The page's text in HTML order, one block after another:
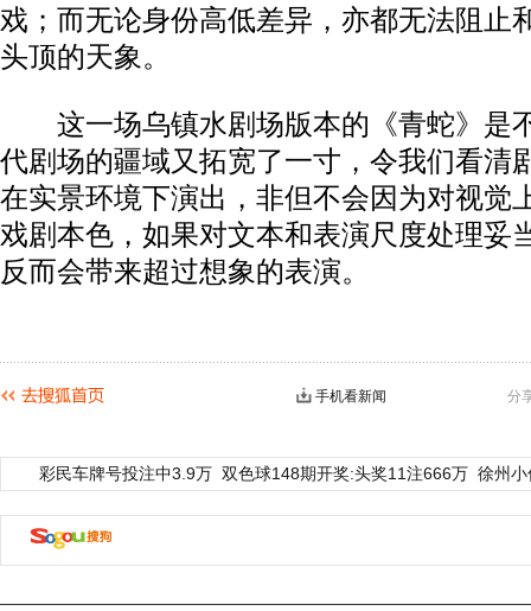
戏；而无论身份高低差异，亦都无法阻止
头顶的天象。
这一场乌镇水剧场版本的《青蛇》是
代剧场的疆域又拓宽了一寸，令我们看清
在实景环境下演出，非但不会因为对视觉
戏剧本色，如果对文本和表演尺度处理妥
反而会带来超过想象的表演。
分
手机看新闻
彩民车牌号投注中3.9万 双色球148期开奖:头奖11注666万 徐州